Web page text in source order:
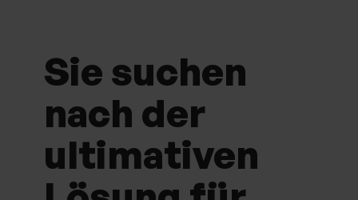
Sie suchen
nach der
ultimativen